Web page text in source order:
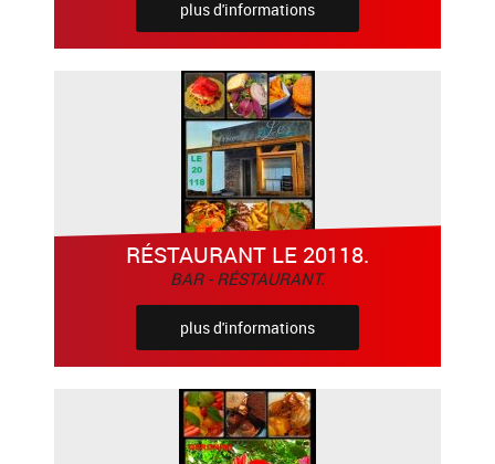
plus d'informations
RÉSTAURANT LE 20118.
BAR - RÉSTAURANT.
plus d'informations